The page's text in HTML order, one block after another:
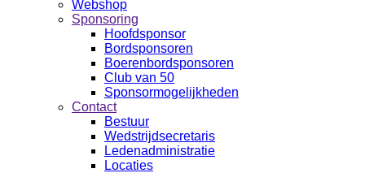
Webshop
Sponsoring
Hoofdsponsor
Bordsponsoren
Boerenbordsponsoren
Club van 50
Sponsormogelijkheden
Contact
Bestuur
Wedstrijdsecretaris
Ledenadministratie
Locaties